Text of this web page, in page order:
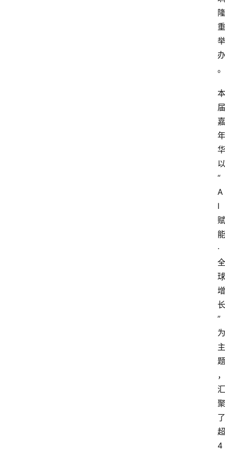
隆
重
举
办
。
本
届
嘉
年
华
以
“
A
I
赋
能
·
全
球
增
长
”
为
主
题
，
汇
聚
了
超
4